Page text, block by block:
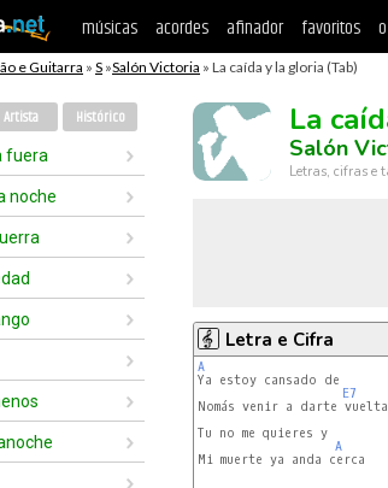
músicas acordes afinador favoritos
e Guitarra » S »Salón Victoria » La caída y la gloria (Tab)
Artista Histórico
fuera
noche
La
Salón
Letras, cifras e
Letra e Cifra
A
E7
Nomás venir a darte
Tu no me quieres y
A
Mi muerte ya anda cerca